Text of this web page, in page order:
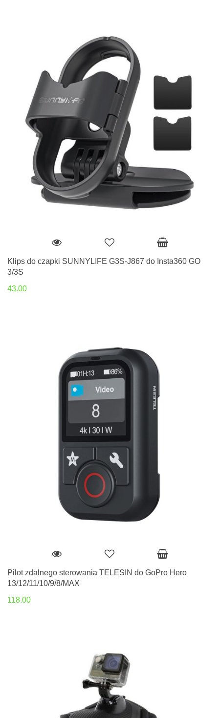
Klips do czapki SUNNYLIFE G3S-J867 do Insta360 GO
3/3S
43.00
Pilot zdalnego sterowania TELESIN do GoPro Hero
13/12/11/10/9/8/MAX
118.00